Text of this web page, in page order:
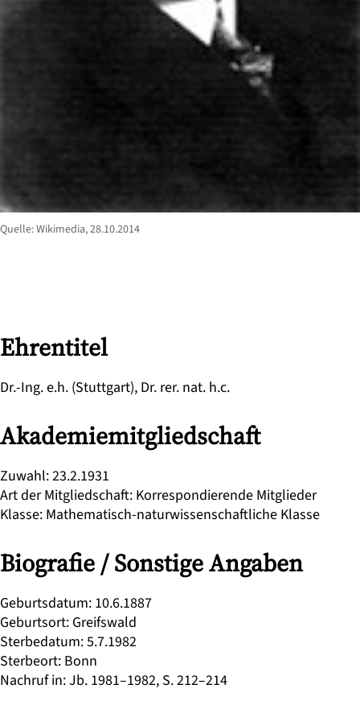
Ehrentitel
Dr.-Ing. e.h. (Stuttgart), Dr. rer. nat. h.c.
Akademiemitgliedschaft
Zuwahl:23.2.1931
Art der Mitgliedschaft: Korrespondierende Mitglieder
Klasse: Mathematisch-naturwissenschaftliche Klasse
Biografie / Sonstige Angaben
Geburtsdatum: 10.6.1887
Geburtsort: Greifswald
Sterbedatum:5.7.1982
Sterbeort: Bonn
Nachruf in:Jb. 1981–1982, S. 212–214
Quelle: Wikimedia, 28.10.2014